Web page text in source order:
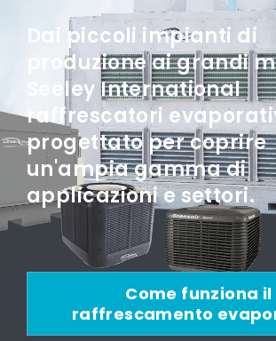
Dai piccoli impianti di
produzione ai grandi
Seeley International
raffrescatori
progettato per coprire
un'ampia gamma di
applicazioni e settori.
Come funziona il
raffrescamento